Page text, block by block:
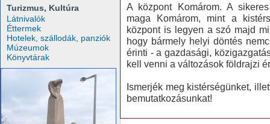
Turizmus, Kultúra
Látnivalók
Éttermek
Hotelek, szállodák, panziók
Múzeumok
Könyvtárak
A központ Komárom. A
maga Komárom, mint a
központ is legyen a szó majd
hogy bármely helyi döntés
érinti - a gazdasági,
kell venni a változások földrajzi
Ismerjék meg kistérségünket,
bemutatkozásunkat!